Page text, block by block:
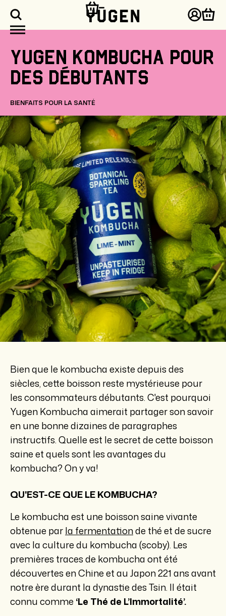
Yugen Kombucha pour
des débutants
BIENFAITS POUR LA SANTÉ
Bien que le kombucha existe depuis des
siècles, cette boisson reste mystérieuse pour
les consommateurs débutants. C'est pourquoi
Yugen Kombucha aimerait partager son savoir
en une bonne dizaines de paragraphes
instructifs. Quelle est le secret de cette boisson
saine et quels sont les avantages du
kombucha? On y va!
QU'EST-CE QUE LE KOMBUCHA?
Le kombucha est une boisson saine vivante
obtenue parla fermentationde thé et de sucre
avec la culture du kombucha (scoby). Les
premières traces de kombucha ont été
découvertes en Chine et au Japon 221 ans avant
notre ère durant la dynastie des Tsin. Il était
connu comme ‘Le Thé de L’Immortalité’.